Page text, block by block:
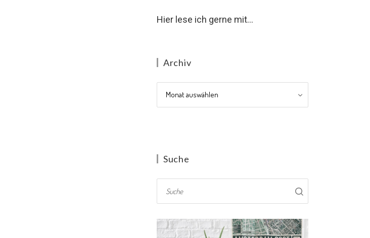
Hier lese ich gerne mit...
Archiv
Archiv
Suche